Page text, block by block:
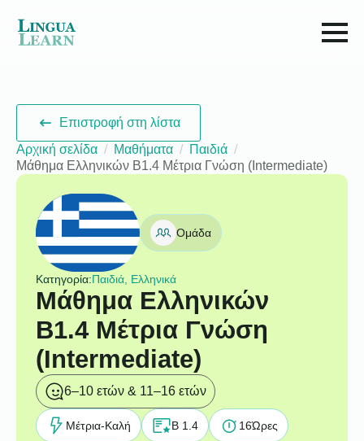
Επιστροφή στη λίστα
Αρχική σελίδα
Μαθήματα
Παιδιά
Μάθημα Ελληνικών B1.4 Μέτρια Γνώση (Intermediate)
Ομάδα
Κατηγορία:Παιδιά, Ελληνικά
Μάθημα Ελληνικών
B1.4 Μέτρια Γνώση
(Intermediate)
6–10 ετών & 11–16 ετών
Μέτρια-Καλή B 1.4 16Ώρες